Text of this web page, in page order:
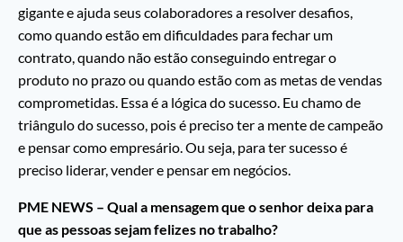
gigante e ajuda seus colaboradores a resolver desafios,
como quando estão em dificuldades para fechar um
contrato, quando não estão conseguindo entregar o
produto no prazo ou quando estão com as metas de vendas
comprometidas. Essa é a lógica do sucesso. Eu chamo de
triângulo do sucesso, pois é preciso ter a mente de campeão
e pensar como empresário. Ou seja, para ter sucesso é
preciso liderar, vender e pensar em negócios.
PME NEWS – Qual a mensagem que o senhor deixa para
que as pessoas sejam felizes no trabalho?